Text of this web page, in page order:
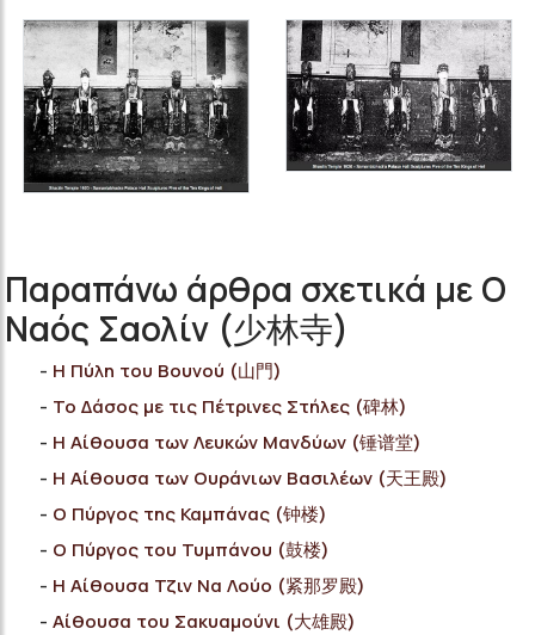
Παραπάνω άρθρα σχετικά με Ο
Ναός Σαολίν (少林寺)
Η Πύλη του Βουνού (山門)
Το Δάσος με τις Πέτρινες Στήλες (碑林)
Η Αίθουσα των Λευκών Μανδύων (锤谱堂)
Η Αίθουσα των Ουράνιων Βασιλέων (天王殿)
Ο Πύργος της Καμπάνας (钟楼)
Ο Πύργος του Τυμπάνου (鼓楼)
Η Αίθουσα Τζιν Nα Λούο (紧那罗殿)
Αίθουσα του Σακυαμούνι (大雄殿)